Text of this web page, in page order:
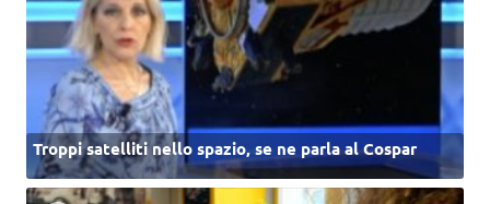
Troppi satelliti nello spazio, se ne parla al Cospar